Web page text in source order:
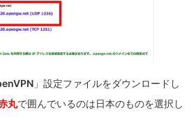
」設定ファイルをダウンロードし
丸で囲んでいるのは日本のものを選択し